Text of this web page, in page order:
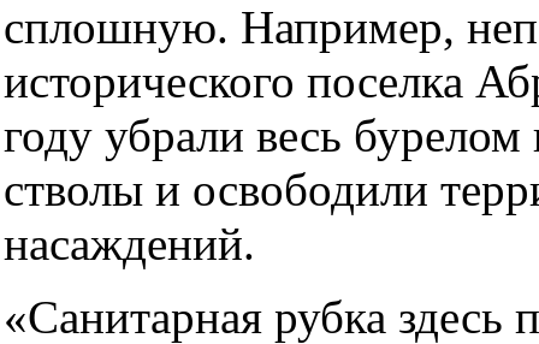
сплошную. Например,
исторического поселка
году убрали весь
стволы и освободили
насаждений.
«Санитарная рубка здесь